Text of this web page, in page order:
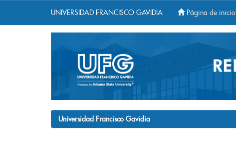
UNIVERSIDAD FRANCISCO GAVIDIA Página de inicio
Universidad Francisco Gavidia